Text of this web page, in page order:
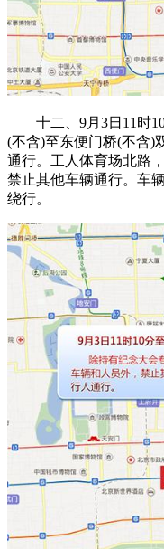
十二、9月3日11时10
(不含)至东便门桥(不含)
通行。工人体育场北路
禁止其他车辆通行。车
绕行。